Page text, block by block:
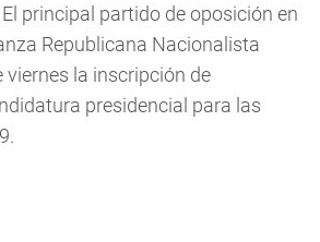
El principal partido de oposición en
Republicana Nacionalista
viernes la inscripción de
presidencial para las